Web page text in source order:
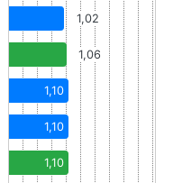
1,02
1,06
1,10
1,10
1,10